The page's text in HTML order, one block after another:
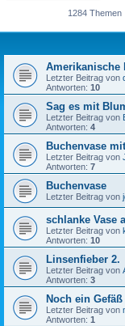
1284 Themen
Amerikanische
Letzter Beitrag von
Antworten: 10
Sag es mit
Letzter Beitrag von
Antworten: 4
Buchenvase
Letzter Beitrag von
Antworten: 7
Buchenvase
Letzter Beitrag von
schlanke Vase
Letzter Beitrag von
Antworten: 10
Linsenfieber 2.
Letzter Beitrag von
Antworten: 3
Noch ein
Letzter Beitrag von
Antworten: 1